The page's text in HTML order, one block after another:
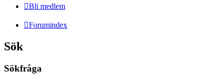
Bli medlem
Forumindex
Sök
Sökfråga